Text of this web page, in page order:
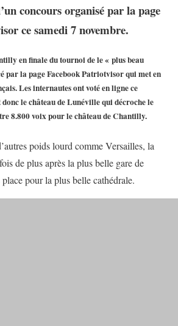
concours organisé par la page
ce samedi 7 novembre.
en finale du tournoi de le « plus beau
par la page Facebook Patriotvisor qui met en
Les internautes ont voté en ligne ce
donc le château de Lunéville qui décroche le
8.800 voix pour le château de Chantilly.
poids lourd comme Versailles, la
de plus après la plus belle gare de
pour la plus belle cathédrale.